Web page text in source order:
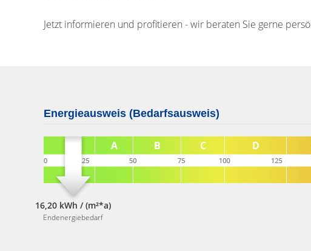
Jetzt informieren und profitieren - wir beraten Sie gerne
Energieausweis (Bedarfsausweis)
16,20 kWh / (m²*a)
Endenergiebedarf